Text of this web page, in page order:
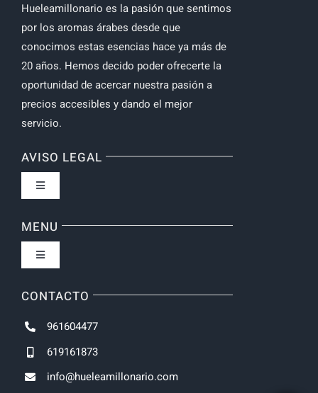
Hueleamillonario es la pasión que sentimos
por los aromas árabes desde que
conocimos estas esencias hace ya más de
20 años. Hemos decido poder ofrecerte la
oportunidad de acercar nuestra pasión a
precios accesibles y dando el mejor
servicio.
AVISO LEGAL
Toggle
Política de privacidad
MENU
Toggle
Inicio
UNISEX
CONTACTO
961604477
619161873
info@hueleamillonario.com